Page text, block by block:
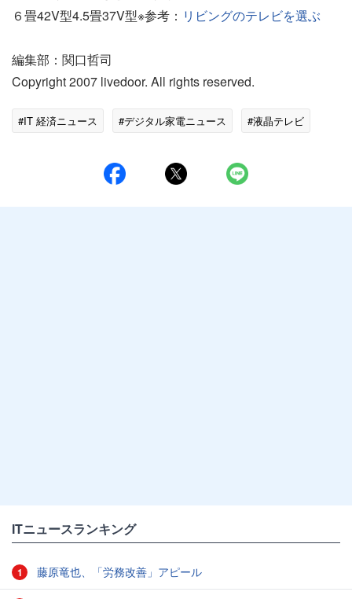
６畳42V型4.5畳37V型※参考： リビングのテレビを選ぶ
編集部：関口哲司
Copyright 2007 livedoor. All rights reserved.
#IT 経済ニュース #デジタル家電ニュース #液晶テレビ
ITニュースランキング
1 藤原竜也、「労務改善」アピール